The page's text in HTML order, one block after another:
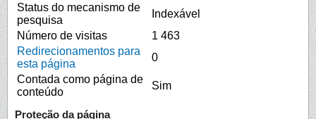
Status do mecanismo de
pesquisa
Indexável
Número de visitas
1 463
Redirecionamentos para
esta página
0
Contada como página de
conteúdo
Sim
Proteção da página